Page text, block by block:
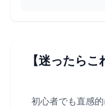
【迷ったら
初心者でも直感